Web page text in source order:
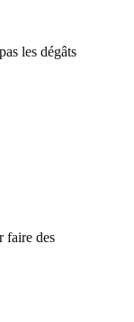
les dégâts
faire des